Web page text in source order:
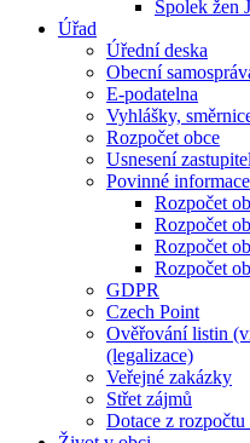
Spolek žen
Úřad
Úřední deska
Obecní
E-podatelna
Vyhlášky,
Rozpočet obce
Usnesení
Povinné informace
Rozpočet
Rozpočet
Rozpočet
Rozpočet
GDPR
Czech Point
Ověřování listin
(legalizace)
Veřejné zakázky
Střet zájmů
Dotace z rozpočtu